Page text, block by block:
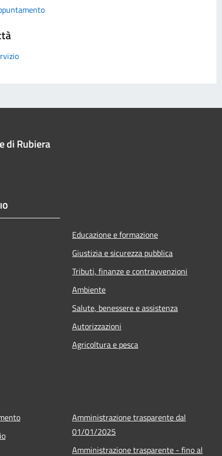
di Rubiera
Educazione e formazione
Giustizia e sicurezza pubblica
Tributi, finanze e contravvenzioni
Ambiente
Salute, benessere e assistenza
Autorizzazioni
Agricoltura e pesca
Amministrazione trasparente dal
01/01/2025
Amministrazione trasparente - fino al